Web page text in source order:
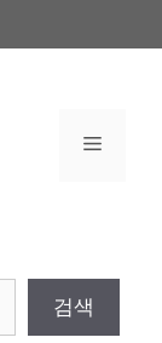
Menu
검색